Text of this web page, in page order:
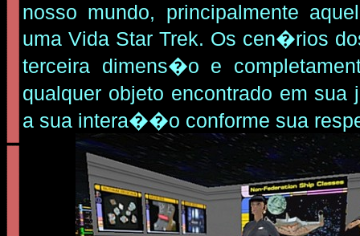
nosso mundo, principalmente
uma Vida Star Trek. Os cen�rios
terceira dimens�o e
qualquer objeto encontrado em
a sua intera��o conforme sua